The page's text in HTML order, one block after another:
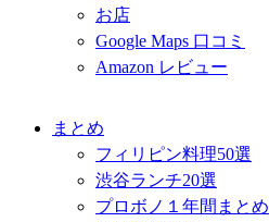
お店
Google Maps 口コミ
Amazon レビュー
まとめ
フィリピン料理50選
渋谷ランチ20選
プロボノ１年間まとめ